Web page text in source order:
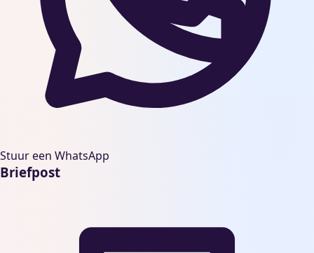
Stuur een WhatsApp
Briefpost